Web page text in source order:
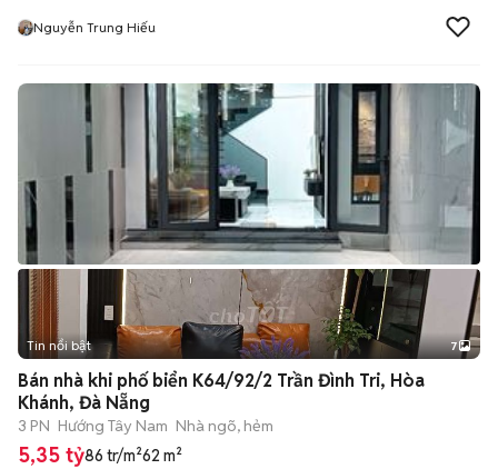
Nguyễn Trung Hiếu
+2
Tin nổi bật 7
Bán nhà khi phố biển K64/92/2 Trần Đình Tri, Hòa
Khánh, Đà Nẵng
3 PN Hướng Tây Nam Nhà ngõ, hẻm
5,35 tỷ86 tr/m²62 m²